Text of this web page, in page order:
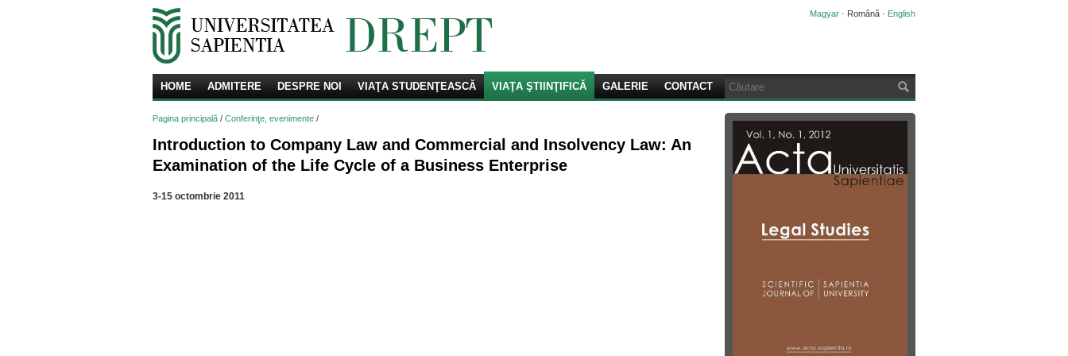
Magyar · Română · English
Căutare
HOME ADMITERE DESPRE NOI VIAŢA STUDENŢEASCĂ VIAŢA ŞTIINŢIFICĂ GALERIE CONTACT
Pagina principală / Conferinţe, evenimente /
Introduction to Company Law and Commercial and Insolvency Law: An
Examination of the Life Cycle of a Business Enterprise
3-15 octombrie 2011